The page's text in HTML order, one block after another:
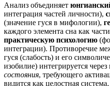
Анализ объединяет
интеграция частей личности),
(значение гуся в мифологии),
каждого элемента сна как
практическую психологию
интеграции). Противоречие
гуся (слабость) и его
изобилие) интегрируется
состояния, требующего
видится как целостная